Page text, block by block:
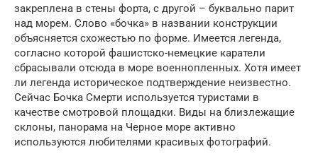
закреплена в стены форта, с другой – буквально парит
над морем. Слово «бочка» в названии конструкции
объясняется схожестью по форме. Имеется легенда,
согласно которой фашистско-немецкие каратели
сбрасывали отсюда в море военнопленных. Хотя имеет
ли легенда историческое подтверждение неизвестно.
Сейчас Бочка Смерти используется туристами в
качестве смотровой площадки. Виды на близлежащие
склоны, панорама на Черное море активно
используются любителями красивых фотографий.